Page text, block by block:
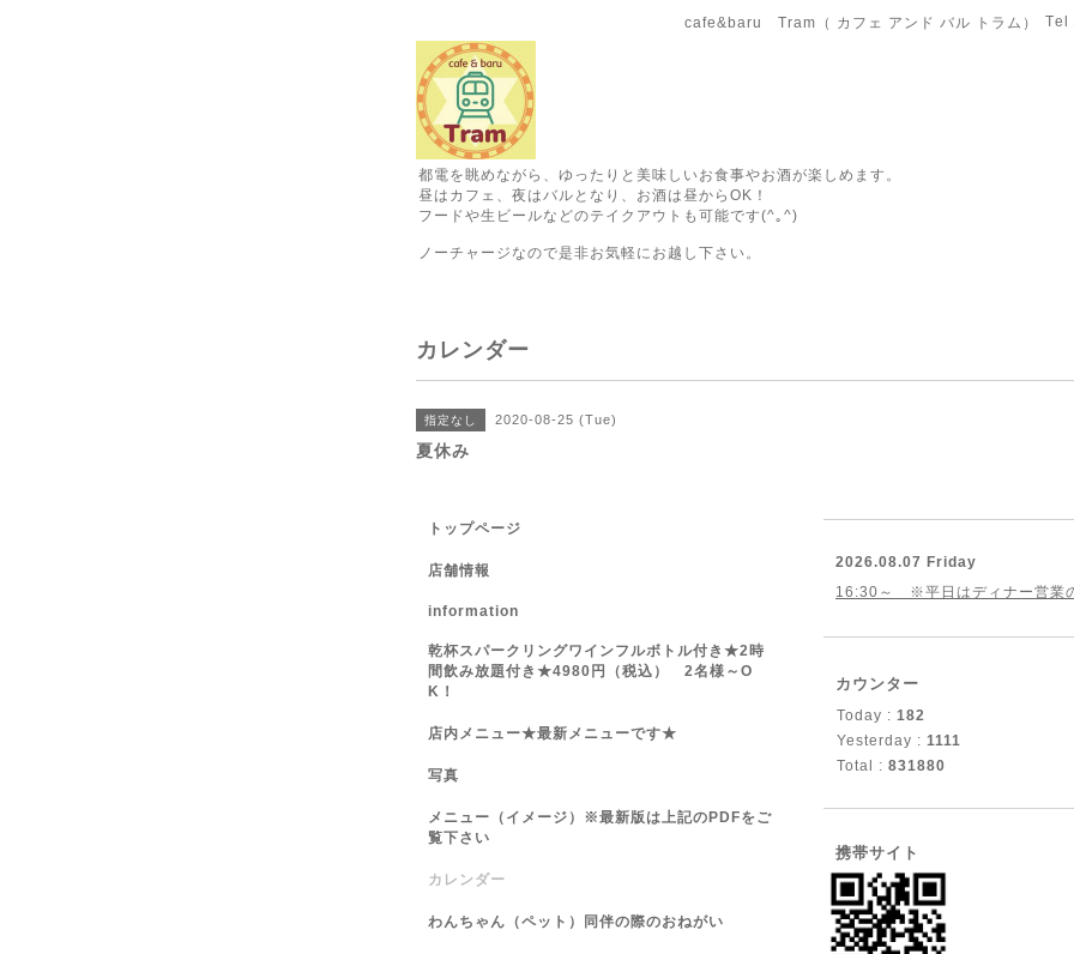
cafe&baru Tram（ カフェ アンド バル トラム） Tel
都電を眺めながら、ゆったりと美味しいお食事やお酒が楽しめます。
昼はカフェ、夜はバルとなり、お酒は昼からOK！
フードや生ビールなどのテイクアウトも可能です(^｡^)
ノーチャージなので是非お気軽にお越し下さい。
カレンダー
指定なし 2020-08-25 (Tue)
夏休み
トップページ
店舗情報
information
乾杯スパークリングワインフルボトル付き★2時
間飲み放題付き★4980円（税込） 2名様～O
K！
店内メニュー★最新メニューです★
写真
メニュー（イメージ）※最新版は上記のPDFをご
覧下さい
カレンダー
わんちゃん（ペット）同伴の際のおねがい
2026.08.07 Friday
16:30～ ※平日はディナー営業の
カウンター
Today : 182
Yesterday : 1111
Total : 831880
携帯サイト